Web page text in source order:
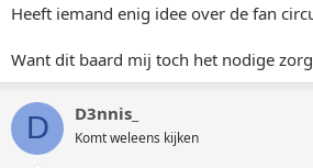
Heeft iemand enig idee over de fan
Want dit baard mij toch het nodige
D D3nnis_
Komt weleens kijken